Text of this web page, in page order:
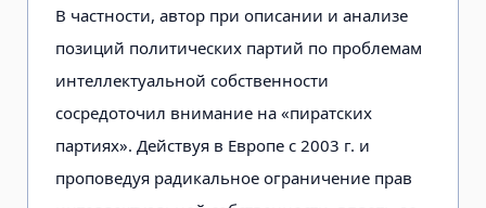
В частности, автор при описании и анализе
позиций политических партий по проблемам
интеллектуальной собственности
сосредоточил внимание на «пиратских
партиях». Действуя в Европе с 2003 г. и
проповедуя радикальное ограничение прав